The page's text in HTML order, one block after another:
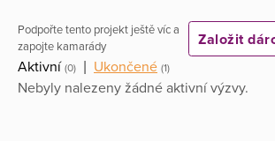
Podpořte tento projekt ještě víc a
zapojte kamarády
Založit
Aktivní (0) | Ukončené (1)
Nebyly nalezeny žádné aktivní výzvy.